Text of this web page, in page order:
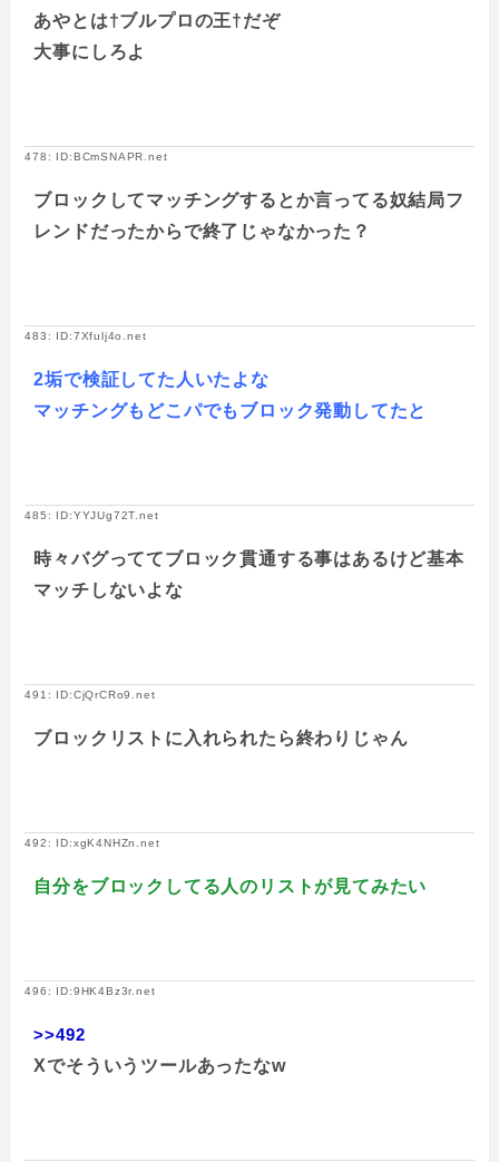
あやとは†ブルプロの王†だぞ
大事にしろよ
478: ID:BCmSNAPR.net
ブロックしてマッチングするとか言ってる奴結局フ
レンドだったからで終了じゃなかった？
483: ID:7Xfulj4o.net
2垢で検証してた人いたよな
マッチングもどこパでもブロック発動してたと
485: ID:YYJUg72T.net
時々バグっててブロック貫通する事はあるけど基本
マッチしないよな
491: ID:CjQrCRo9.net
ブロックリストに入れられたら終わりじゃん
492: ID:xgK4NHZn.net
自分をブロックしてる人のリストが見てみたい
496: ID:9HK4Bz3r.net
>>492
Xでそういうツールあったなw